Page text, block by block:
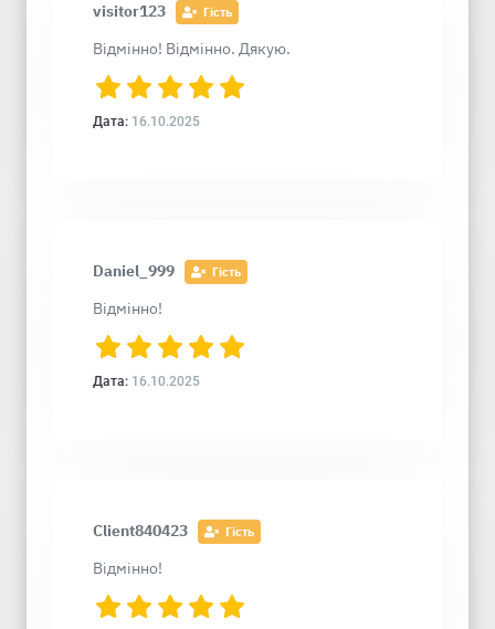
visitor123 Гість
Відмінно! Відмінно. Дякую.
Дата: 16.10.2025
Daniel_999 Гість
Відмінно!
Дата: 16.10.2025
Client840423 Гість
Відмінно!